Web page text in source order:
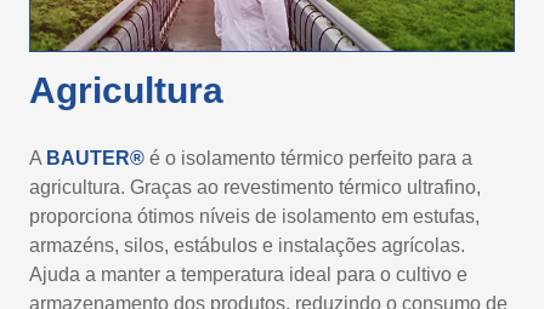
Agricultura
A BAUTER® é o isolamento térmico perfeito para a
agricultura. Graças ao revestimento térmico ultrafino,
proporciona ótimos níveis de isolamento em estufas,
armazéns, silos, estábulos e instalações agrícolas.
Ajuda a manter a temperatura ideal para o cultivo e
armazenamento dos produtos, reduzindo o consumo de